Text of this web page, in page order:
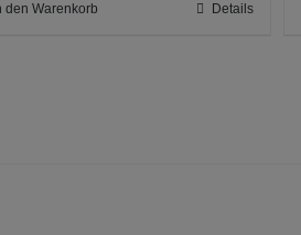
den Warenkorb Details